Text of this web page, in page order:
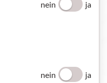
nein ja
nein ja